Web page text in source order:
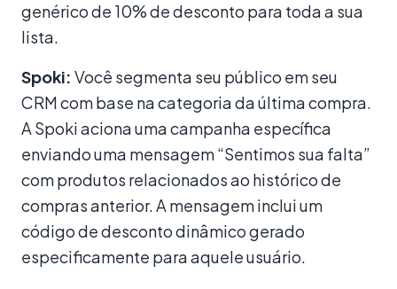
genérico de 10% de desconto para toda a sua
lista.
Spoki: Você segmenta seu público em seu
CRM com base na categoria da última compra.
A Spoki aciona uma campanha específica
enviando uma mensagem “Sentimos sua falta”
com produtos relacionados ao histórico de
compras anterior. A mensagem inclui um
código de desconto dinâmico gerado
especificamente para aquele usuário.